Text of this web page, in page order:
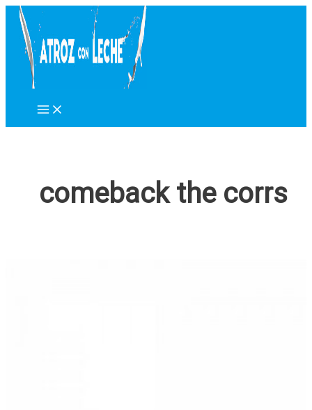
contenido
comeback the corrs